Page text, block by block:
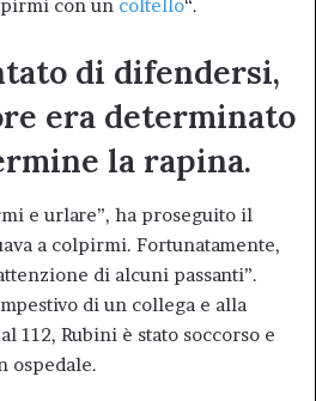
con un coltello“.
di difendersi,
era determinato
la rapina.
e urlare”, ha proseguito il
a colpirmi. Fortunatamente,
di alcuni passanti”.
di un collega e alla
112, Rubini è stato soccorso e
ospedale.